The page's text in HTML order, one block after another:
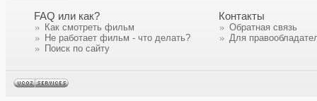
FAQ или как?
Как смотреть фильм
Не работает фильм - что делать?
Поиск по сайту
Контакты
Обратная связь
Для